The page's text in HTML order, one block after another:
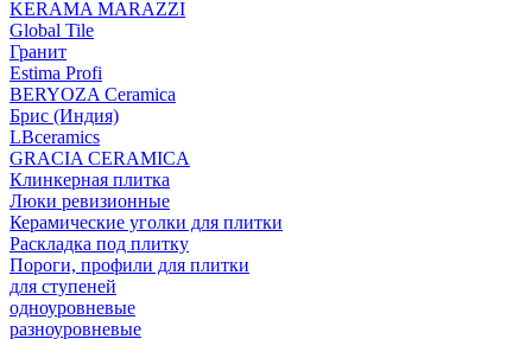
KERAMA MARAZZI
Global Tile
Гранит
Estima Profi
BERYOZA Ceramica
Брис (Индия)
LBceramics
GRACIA CERAMICA
Клинкерная плитка
Люки ревизионные
Керамические уголки для плитки
Раскладка под плитку
Пороги, профили для плитки
для ступеней
одноуровневые
разноуровневые